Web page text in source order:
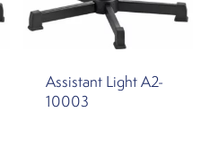
Assistant Light A2-
10003